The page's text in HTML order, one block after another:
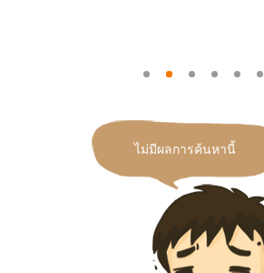
ไม่มีผลการค้นหานี้